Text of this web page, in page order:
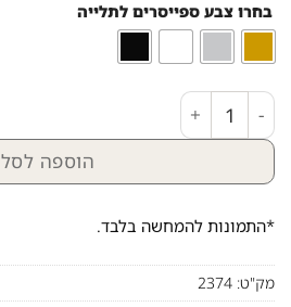
בחרו צבע ספייסרים לתלייה
כמות של ברכת העסק עם הקדשה
הוספה לסל
*התמונות להמחשה בלבד.
מק"ט: 2374